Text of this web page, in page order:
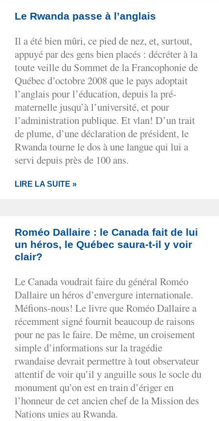
Le Rwanda passe à l’anglais
Il a été bien mûri, ce pied de nez, et, surtout,
appuyé par des gens bien placés : décréter à la
toute veille du Sommet de la Francophonie de
Québec d’octobre 2008 que le pays adoptait
l’anglais pour l’éducation, depuis la pré-
maternelle jusqu’à l’université, et pour
l’administration publique. Et vlan! D’un trait
de plume, d’une déclaration de président, le
Rwanda tourne le dos à une langue qui lui a
servi depuis près de 100 ans.
LIRE LA SUITE »
Roméo Dallaire : le Canada fait de lui
un héros, le Québec saura-t-il y voir
clair?
Le Canada voudrait faire du général Roméo
Dallaire un héros d’envergure internationale.
Méfions-nous! Le livre que Roméo Dallaire a
récemment signé fournit beaucoup de raisons
pour ne pas le faire. De même, un croisement
simple d’informations sur la tragédie
rwandaise devrait permettre à tout observateur
attentif de voir qu’il y anguille sous le socle du
monument qu’on est en train d’ériger en
l’honneur de cet ancien chef de la Mission des
Nations unies au Rwanda.